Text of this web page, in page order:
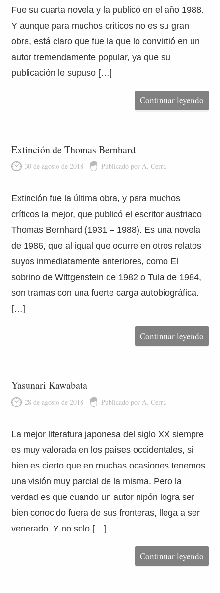
Fue su cuarta novela y la publicó en el año 1988.
Y aunque para muchos críticos no es su gran
obra, está claro que fue la que lo convirtió en un
autor tremendamente popular, ya que su
publicación le supuso […]
Continuar leyendo
Extinción de Thomas Bernhard
30 de agosto de 2018 Publicado por A. Cerra
Extinción fue la última obra, y para muchos
críticos la mejor, que publicó el escritor austriaco
Thomas Bernhard (1931 – 1988). Es una novela
de 1986, que al igual que ocurre en otros relatos
suyos inmediatamente anteriores, como El
sobrino de Wittgenstein de 1982 o Tula de 1984,
son tramas con una fuerte carga autobiográfica.
[…]
Continuar leyendo
Yasunari Kawabata
28 de agosto de 2018 Publicado por A. Cerra
La mejor literatura japonesa del siglo XX siempre
es muy valorada en los países occidentales, si
bien es cierto que en muchas ocasiones tenemos
una visión muy parcial de la misma. Pero la
verdad es que cuando un autor nipón logra ser
bien conocido fuera de sus fronteras, llega a ser
venerado. Y no solo […]
Continuar leyendo